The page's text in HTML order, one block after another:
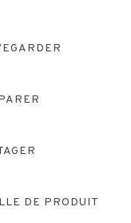
DE PRODUIT